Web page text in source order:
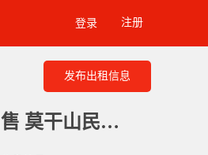
登录 注册
发布出租信息
湖州安吉毛坯民宿招租、合作、出售 莫干山民宿出租承包转让